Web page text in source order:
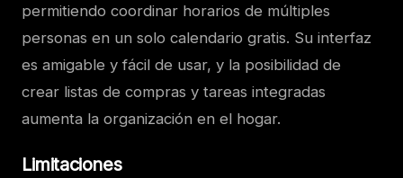
permitiendo coordinar horarios de múltiples
personas en un solo calendario gratis. Su interfaz
es amigable y fácil de usar, y la posibilidad de
crear listas de compras y tareas integradas
aumenta la organización en el hogar.
Limitaciones